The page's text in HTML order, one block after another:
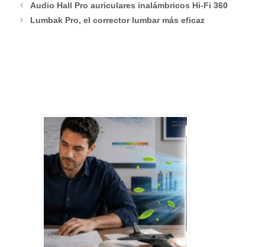
Audio Hall Pro auriculares inalámbricos Hi-Fi 360
Lumbak Pro, el corrector lumbar más eficaz